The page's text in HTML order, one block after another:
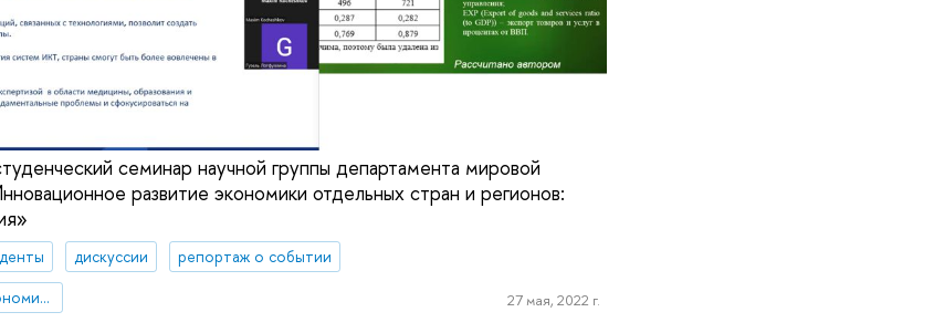
семинар научной группы департамента мировой
развитие экономики отдельных стран и регионов:
дискуссии
репортаж о событии
Инновационное развитие экономики регионов: международные сравнения
27 мая, 2022 г.